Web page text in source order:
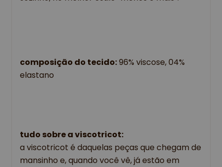
composição do tecido:96% viscose, 04%
elastano
tudo sobre a viscotricot:
a viscotricot é daquelas peças que chegam de
mansinho e, quando você vê, já estão em